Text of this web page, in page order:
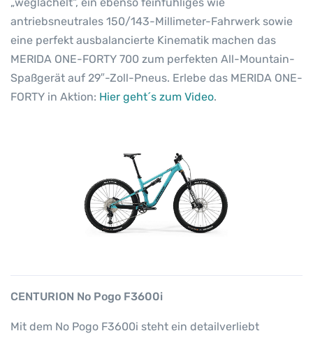
antriebsneutrales 150/143-Millimeter-Fahrwerk sowie
eine perfekt ausbalancierte Kinematik machen das
MERIDA ONE-FORTY 700 zum perfekten All-Mountain-
Spaßgerät auf 29″-Zoll-Pneus. Erlebe das MERIDA ONE-
FORTY in Aktion: Hier geht´s zum Video.
CENTURION No Pogo F3600i
Mit dem No Pogo F3600i steht ein detailverliebt